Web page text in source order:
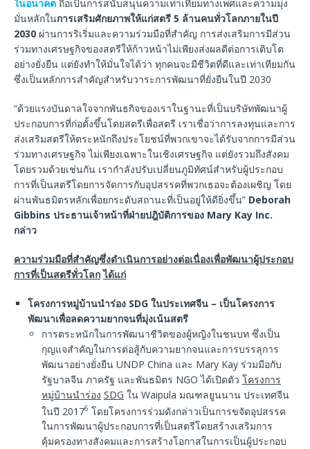
ในอนาคต ถือเป็นการสนับสนุนความเท่าเทียมทางเพศและความมุ่ง
มั่นหลักในการเสริมศักยภาพให้แก่สตรี 5 ล้านคนทั่วโลกภายในปี
2030 ผ่านการริเริ่มและความร่วมมือที่สำคัญ การส่งเสริมการมีส่วน
ร่วมทางเศรษฐกิจของสตรีให้ก้าวหน้าไม่เพียงส่งผลดีต่อการเติบโต
อย่างยั่งยืน แต่ยังทำให้มั่นใจได้ว่า ทุกคนจะมีชีวิตที่ดีและเท่าเทียมกัน
ซึ่งเป็นหลักการสำคัญสำหรับวาระการพัฒนาที่ยั่งยืนในปี 2030
“ด้วยแรงบันดาลใจจากพันธกิจของเราในฐานะที่เป็นบริษัทพัฒนาผู้
ประกอบการที่ก่อตั้งขึ้นโดยสตรีเพื่อสตรี เราเชื่อว่าการลงทุนและการ
ส่งเสริมสตรีให้ตระหนักถึงประโยชน์ที่พวกเขาจะได้รับจากการมีส่วน
ร่วมทางเศรษฐกิจ ไม่เพียงเฉพาะในเชิงเศรษฐกิจ แต่ยังรวมถึงสังคม
โดยรวมด้วยเช่นกัน เรากำลังปรับเปลี่ยนภูมิทัศน์สำหรับผู้ประกอบ
การที่เป็นสตรีโดยการจัดการกับอุปสรรคที่พวกเธอจะต้องเผชิญ โดย
ผ่านพันธมิตรหลักเพื่อยกระดับสถานะที่เป็นอยู่ให้ดียิ่งขึ้น” Deborah
Gibbins ประธานเจ้าหน้าที่ฝ่ายปฎิบัติการของ Mary Kay Inc.
กล่าว
ความร่วมมือที่สำคัญซึ่งดำเนินการอย่างต่อเนื่องเพื่อพัฒนาผู้ประกอบ
การที่เป็นสตรีทั่วโลก ได้แก่
โครงการหมู่บ้านนำร่อง SDG ในประเทศจีน – เป็นโครงการ
พัฒนาเพื่อลดความยากจนที่มุ่งเน้นสตรี
การตระหนักในการพัฒนาชีวิตของผู้หญิงในชนบท ซึ่งเป็น
กุญแจสำคัญในการต่อสู้กับความยากจนและการบรรลุการ
พัฒนาอย่างยั่งยืน UNDP China และ Mary Kay ร่วมมือกับ
รัฐบาลจีน ภาครัฐ และพันธมิตร NGO ได้เปิดตัว โครงการ
หมู่บ้านนำร่อง SDG ใน Waipula มณฑลยูนนาน ประเทศจีน
ในปี 20176 โดยโครงการร่วมดังกล่าวเป็นการขจัดอุปสรรค
ในการพัฒนาผู้ประกอบการที่เป็นสตรีโดยสร้างเสริมการ
คุ้มครองทางสังคมและการสร้างโอกาสในการเป็นผู้ประกอบ